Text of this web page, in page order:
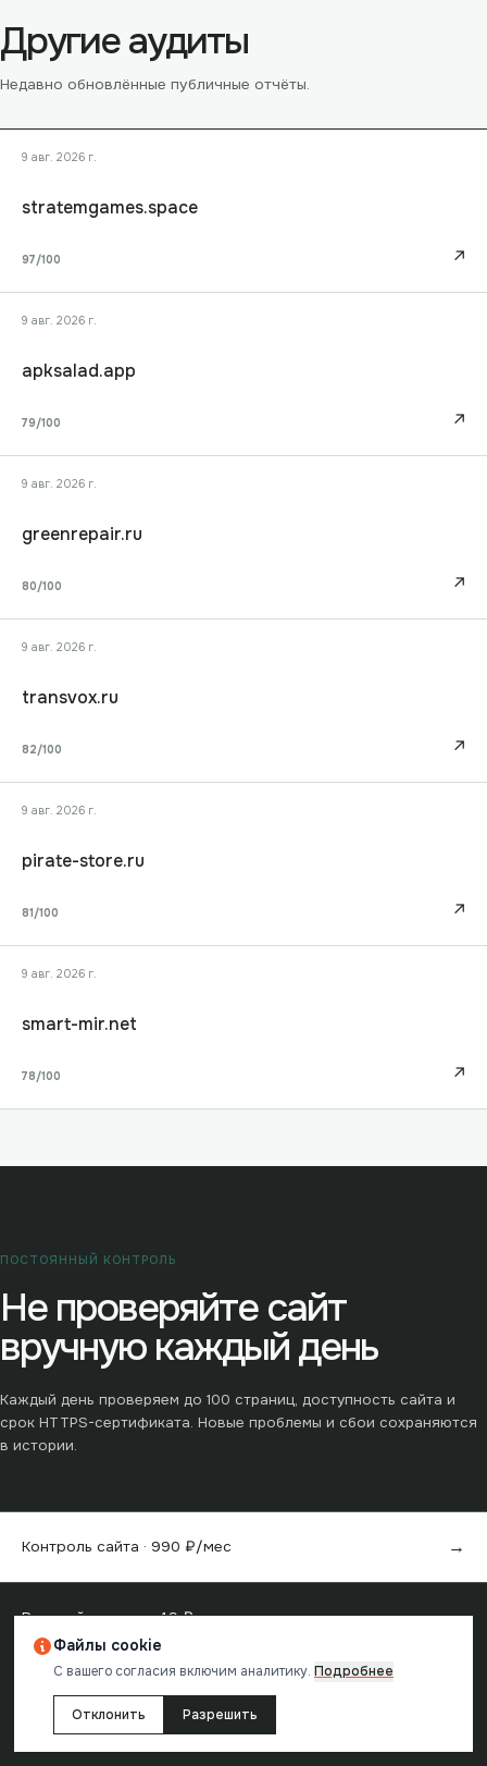
Другие аудиты
Недавно обновлённые публичные отчёты.
9 авг. 2026 г.
stratemgames.space
97/100 ↗
9 авг. 2026 г.
apksalad.app
79/100 ↗
9 авг. 2026 г.
greenrepair.ru
80/100 ↗
9 авг. 2026 г.
transvox.ru
82/100 ↗
9 авг. 2026 г.
pirate-store.ru
81 /100 ↗
9 авг. 2026 г.
smart-mir.net
78/100 ↗
ПОСТОЯННЫЙ КОНТРОЛЬ
Не проверяйте сайт
вручную каждый день
Каждый день проверяем до 100 страниц, доступность сайта и
срок HTTPS-сертификата. Новые проблемы и сбои сохраняются
в истории.
Контроль сайта · 990 ₽/мес →
Разовый аудит от49₽ →
Отчёт создан вreChecker· проверка одной страницы бесплатна
Файлы cookie
С вашего согласия включим аналитику. Подробнее
Отклонить Разрешить